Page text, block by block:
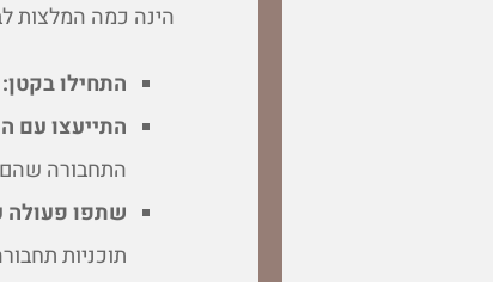
הינה כמה המלצות
התחילו בקטן:
התייעצו עם
התחבורה שהם
שתפו פעולה
תוכניות